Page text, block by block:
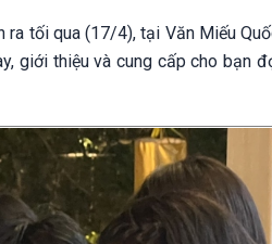
tối qua (17/4), tại Văn Miếu
giới thiệu và cung cấp cho bạn